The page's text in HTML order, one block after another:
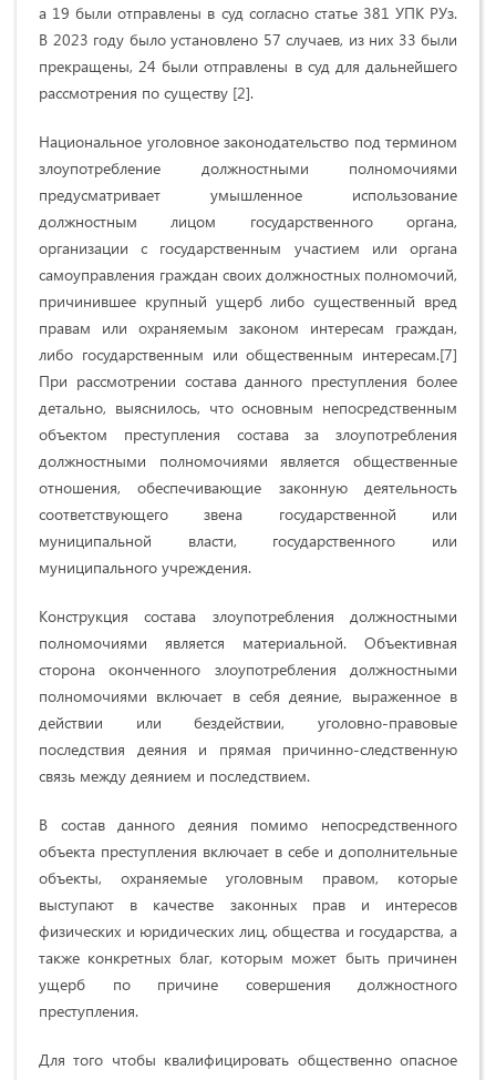
а 19 были отправлены в суд согласно статье 381 УПК РУз.
В 2023 году было установлено 57 случаев, из них 33 были
прекращены, 24 были отправлены в суд для дальнейшего
рассмотрения по существу [2].
Национальное уголовное законодательство под термином
злоупотребление должностными полномочиями
предусматривает умышленное использование
должностным лицом государственного органа,
организации с государственным участием или органа
самоуправления граждан своих должностных полномочий,
причинившее крупный ущерб либо существенный вред
правам или охраняемым законом интересам граждан,
либо государственным или общественным интересам.[7]
При рассмотрении состава данного преступления более
детально, выяснилось, что основным непосредственным
объектом преступления состава за злоупотребления
должностными полномочиями является общественные
отношения, обеспечивающие законную деятельность
соответствующего звена государственной или
муниципальной власти, государственного или
муниципального учреждения.
Конструкция состава злоупотребления должностными
полномочиями является материальной. Объективная
сторона оконченного злоупотребления должностными
полномочиями включает в себя деяние, выраженное в
действии или бездействии, уголовно-правовые
последствия деяния и прямая причинно-следственную
связь между деянием и последствием.
В состав данного деяния помимо непосредственного
объекта преступления включает в себе и дополнительные
объекты, охраняемые уголовным правом, которые
выступают в качестве законных прав и интересов
физических и юридических лиц, общества и государства, а
также конкретных благ, которым может быть причинен
ущерб по причине совершения должностного
преступления.
Для того чтобы квалифицировать общественно опасное